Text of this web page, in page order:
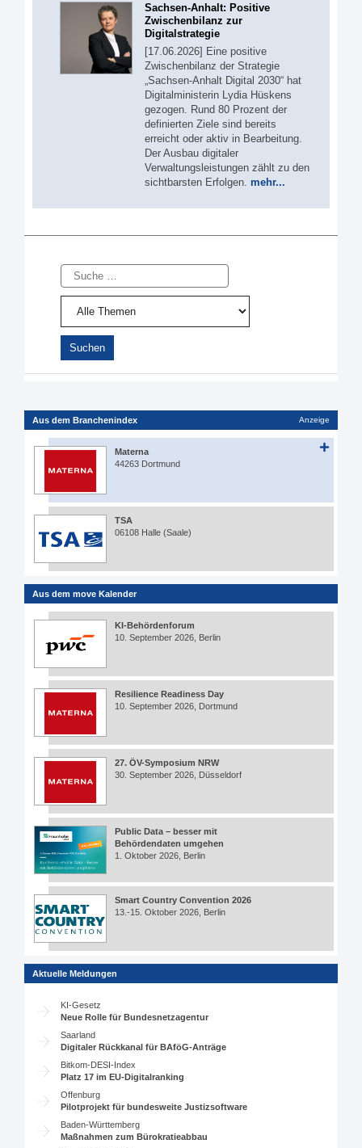
Sachsen-Anhalt: Positive
Zwischenbilanz zur
Digitalstrategie
[17.06.2026] Eine positive
Zwischenbilanz der Strategie
„Sachsen-Anhalt Digital 2030“ hat
Digitalministerin Lydia Hüskens
gezogen. Rund 80 Prozent der
definierten Ziele sind bereits
erreicht oder aktiv in Bearbeitung.
Der Ausbau digitaler
Verwaltungsleistungen zählt zu den
sichtbarsten Erfolgen. mehr...
Suche
Aus dem Branchenindex Anzeige
Materna
44263 Dortmund
TSA
06108 Halle (Saale)
Aus dem move Kalender
KI-Behördenforum
10. September 2026, Berlin
Resilience Readiness Day
10. September 2026, Dortmund
27. ÖV-Symposium NRW
30. September 2026, Düsseldorf
Public Data – besser mit
Behördendaten umgehen
1. Oktober 2026, Berlin
Smart Country Convention 2026
13.-15. Oktober 2026, Berlin
Aktuelle Meldungen
KI-Gesetz
Neue Rolle für Bundesnetzagentur
Saarland
Digitaler Rückkanal für BAföG-Anträge
Bitkom-DESI-Index
Platz 17 im EU-Digitalranking
Offenburg
Pilotprojekt für bundesweite Justizsoftware
Baden-Württemberg
Maßnahmen zum Bürokratieabbau